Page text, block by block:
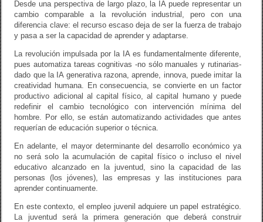
Desde una perspectiva de largo plazo, la IA puede representar un
cambio comparable a la revolución industrial, pero con una
diferencia clave: el recurso escaso deja de ser la fuerza de trabajo
y pasa a ser la capacidad de aprender y adaptarse.
La revolución impulsada por la IA es fundamentalmente diferente,
pues automatiza tareas cognitivas -no sólo manuales y rutinarias-
dado que la IA generativa razona, aprende, innova, puede imitar la
creatividad humana. En consecuencia, se convierte en un factor
productivo adicional al capital físico, al capital humano y puede
redefinir el cambio tecnológico con intervención mínima del
hombre. Por ello, se están automatizando actividades que antes
requerían de educación superior o técnica.
En adelante, el mayor determinante del desarrollo económico ya
no será solo la acumulación de capital físico o incluso el nivel
educativo alcanzado en la juventud, sino la capacidad de las
personas (los jóvenes), las empresas y las instituciones para
aprender continuamente.
En este contexto, el empleo juvenil adquiere un papel estratégico.
La juventud será la primera generación que deberá construir